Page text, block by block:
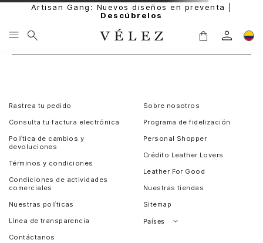
Artisan Gang: Nuevos diseños en preventa |
Descúbrelos
Rastrea tu pedido
Consulta tu factura electrónica
Política de cambios y
devoluciones
Términos y condiciones
Condiciones de actividades
comerciales
Nuestras políticas
Línea de transparencia
Contáctanos
Sobre nosotros
Programa de fidelización
Personal Shopper
Crédito Leather Lovers
Leather For Good
Nuestras tiendas
Sitemap
Países